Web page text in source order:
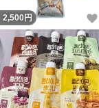
2,500 円